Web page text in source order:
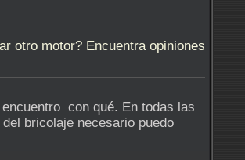
otro motor? Encuentra opiniones
con qué. En todas las
bricolaje necesario puedo